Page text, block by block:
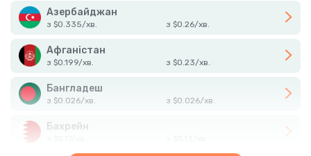
Азербайджан
з $0.335/хв. з $0.26/хв.
Афганістан
з $0.199/хв. з $0.23/хв.
Бангладеш
з $0.026/хв. з $0.026/хв.
Бахрейн